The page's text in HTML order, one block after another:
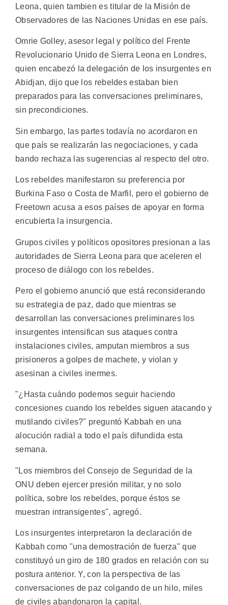
Leona, quien tambien es titular de la Misión de
Observadores de las Naciones Unidas en ese país.
Omrie Golley, asesor legal y político del Frente
Revolucionario Unido de Sierra Leona en Londres,
quien encabezó la delegación de los insurgentes en
Abidjan, dijo que los rebeldes estaban bien
preparados para las conversaciones preliminares,
sin precondiciones.
Sin embargo, las partes todavía no acordaron en
que país se realizarán las negociaciones, y cada
bando rechaza las sugerencias al respecto del otro.
Los rebeldes manifestaron su preferencia por
Burkina Faso o Costa de Marfil, pero el gobierno de
Freetown acusa a esos países de apoyar en forma
encubierta la insurgencia.
Grupos civiles y políticos opositores presionan a las
autoridades de Sierra Leona para que aceleren el
proceso de diálogo con los rebeldes.
Pero el gobierno anunció que está reconsiderando
su estrategia de paz, dado que mientras se
desarrollan las conversaciones preliminares los
insurgentes intensifican sus ataques contra
instalaciones civiles, amputan miembros a sus
prisioneros a golpes de machete, y violan y
asesinan a civiles inermes.
"¿Hasta cuándo podemos seguir haciendo
concesiones cuando los rebeldes siguen atacando y
mutilando civiles?" preguntó Kabbah en una
alocución radial a todo el país difundida esta
semana.
"Los miembros del Consejo de Seguridad de la
ONU deben ejercer presión militar, y no solo
política, sobre los rebeldes, porque éstos se
muestran intransigentes", agregó.
Los insurgentes interpretaron la declaración de
Kabbah como "una demostración de fuerza" que
constituyó un giro de 180 grados en relación con su
postura anterior. Y, con la perspectiva de las
conversaciones de paz colgando de un hilo, miles
de civiles abandonaron la capital.